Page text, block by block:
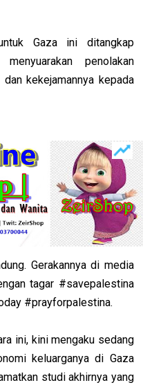
Gaza ini ditangkap
penolakan
kekejamannya kepada
Gerakannya di media
tagar #savepalestina
#prayforpalestina.
ini, kini mengaku sedang
keluarganya di Gaza
studi akhirnya yang